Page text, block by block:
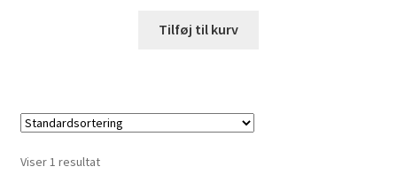
Tilføj til kurv
Viser 1 resultat